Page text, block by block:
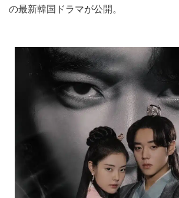
の最新韓国ドラマが公開。